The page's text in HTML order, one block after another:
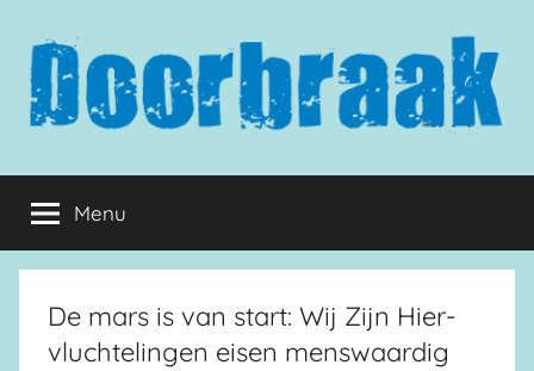
inhoud
springen
Doorbraak.eu
Menu
De mars is van start: Wij Zijn Hier-
vluchtelingen eisen menswaardig